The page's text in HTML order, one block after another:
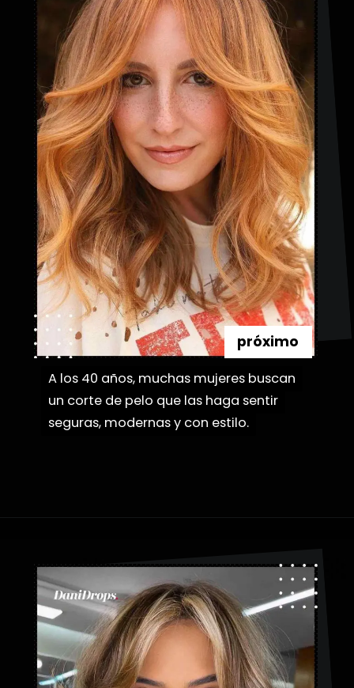
A los 40 años, muchas mujeres buscan
un corte de pelo que las haga sentir
seguras, modernas y con estilo.
A los 40 años, muchas mujeres buscan
un corte de pelo que las haga sentir
seguras, modernas y con estilo.
próximo